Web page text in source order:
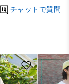
チャットで質問